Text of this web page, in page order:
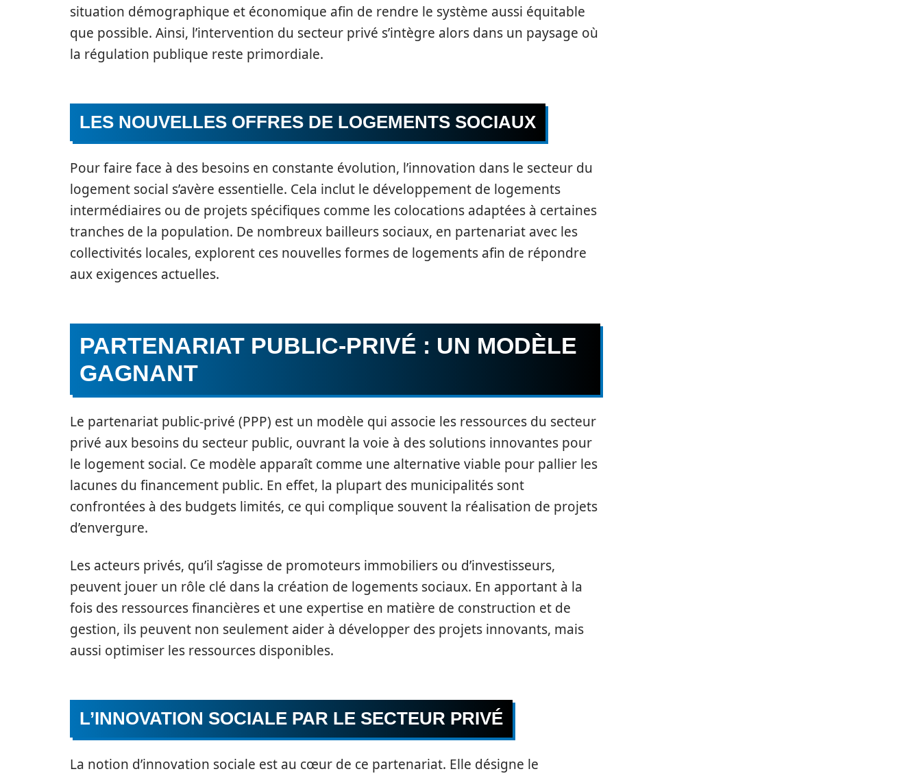
situation démographique et économique afin de rendre le système aussi équitable
que possible. Ainsi, l’intervention du secteur privé s’intègre alors dans un paysage où
la régulation publique reste primordiale.
LES NOUVELLES OFFRES DE LOGEMENTS SOCIAUX
Pour faire face à des besoins en constante évolution, l’innovation dans le secteur du
logement social s’avère essentielle. Cela inclut le développement de logements
intermédiaires ou de projets spécifiques comme les colocations adaptées à certaines
tranches de la population. De nombreux bailleurs sociaux, en partenariat avec les
collectivités locales, explorent ces nouvelles formes de logements afin de répondre
aux exigences actuelles.
PARTENARIAT PUBLIC-PRIVÉ : UN MODÈLE
GAGNANT
Le partenariat public-privé (PPP) est un modèle qui associe les ressources du secteur
privé aux besoins du secteur public, ouvrant la voie à des solutions innovantes pour
le logement social. Ce modèle apparaît comme une alternative viable pour pallier les
lacunes du financement public. En effet, la plupart des municipalités sont
confrontées à des budgets limités, ce qui complique souvent la réalisation de projets
d’envergure.
Les acteurs privés, qu’il s’agisse de promoteurs immobiliers ou d’investisseurs,
peuvent jouer un rôle clé dans la création de logements sociaux. En apportant à la
fois des ressources financières et une expertise en matière de construction et de
gestion, ils peuvent non seulement aider à développer des projets innovants, mais
aussi optimiser les ressources disponibles.
L’INNOVATION SOCIALE PAR LE SECTEUR PRIVÉ
La notion d’innovation sociale est au cœur de ce partenariat. Elle désigne le